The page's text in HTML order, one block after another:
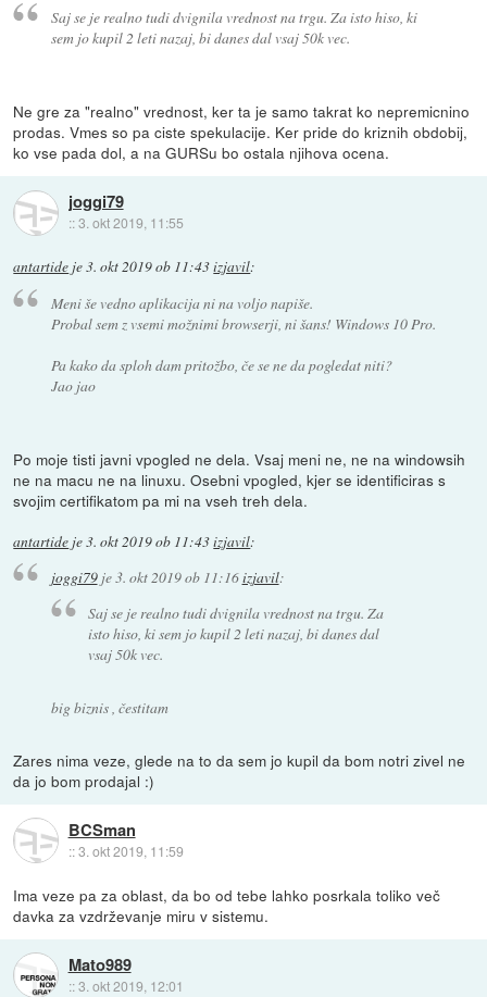
Saj se je realno tudi dvignila vrednost na trgu. Za isto hiso, ki
sem jo kupil 2 leti nazaj, bi danes dal vsaj 50k vec.
Ne gre za "realno" vrednost, ker ta je samo takrat ko nepremicnino
prodas. Vmes so pa ciste spekulacije. Ker pride do kriznih obdobij,
ko vse pada dol, a na GURSu bo ostala njihova ocena.
joggi79
::3. okt 2019, 11:55
antartide je3. okt 2019 ob 11:43izjavil:
Meni še vedno aplikacija ni na voljo napiše.
Probal sem z vsemi možnimi browserji, ni šans! Windows 10 Pro.
Pa kako da sploh dam pritožbo, če se ne da pogledat niti?
Jao jao
Po moje tisti javni vpogled ne dela. Vsaj meni ne, ne na windowsih
ne na macu ne na linuxu. Osebni vpogled, kjer se identificiras s
svojim certifikatom pa mi na vseh treh dela.
antartide je3. okt 2019 ob 11:43izjavil:
joggi79je3. okt 2019 ob 11:16izjavil:
Saj se je realno tudi dvignila vrednost na trgu. Za
isto hiso, ki sem jo kupil 2 leti nazaj, bi danes dal
vsaj 50k vec.
big biznis , čestitam
Zares nima veze, glede na to da sem jo kupil da bom notri zivel ne
da jo bom prodajal :)
BCSman
::3. okt 2019, 11:59
Ima veze pa za oblast, da bo od tebe lahko posrkala toliko več
davka za vzdrževanje miru v sistemu.
Mato989
::3. okt 2019, 12:01